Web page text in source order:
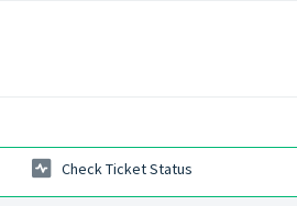
Check Ticket Status